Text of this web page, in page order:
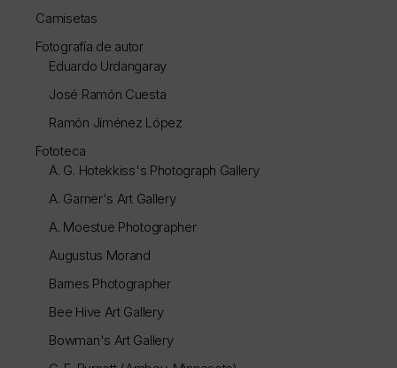
Camisetas
Fotografía de autor
Eduardo Urdangaray
José Ramón Cuesta
Ramón Jiménez López
Fototeca
A. G. Hotekkiss's Photograph Gallery
A. Garner's Art Gallery
A. Moestue Photographer
Augustus Morand
Barnes Photographer
Bee Hive Art Gallery
Bowman's Art Gallery